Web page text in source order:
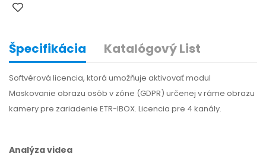
Špecifikácia Katalógový List
Softvérová licencia, ktorá umožňuje aktivovať modul
Maskovanie obrazu osôb v zóne (GDPR) určenej v ráme obrazu
kamery pre zariadenie ETR-IBOX. Licencia pre 4 kanály.
Analýza videa